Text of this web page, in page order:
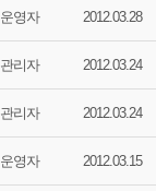
운영자 2012.03.28
관리자 2012.03.24
관리자 2012.03.24
운영자 2012.03.15